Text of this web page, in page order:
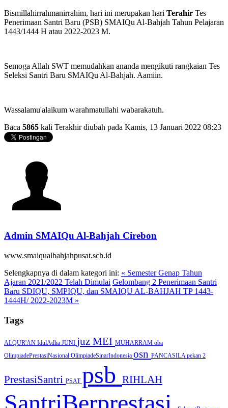
Bismillahirrahmanirrahim, hari ini merupakan hari Terahir Tes
Penerimaan Santri Baru (PSB) SMAIQu Al-Bahjah Tahun Pelajaran
1443/1444 H atau 2022-2023 M.
Semoga Allah SWT memudahkan ananda mengikuti rangkaian Tes
Seleksi Santri Baru SMAIQu Al-Bahjah. Aamiin.
Wassalamu'alaikum warahmatullahi wabarakatuh.
Baca 5865 kali Terakhir diubah pada Kamis, 13 Januari 2022 08:23
Admin SMAIQu Al-Bahjah Cirebon
www.smaiqualbahjahpusat.sch.id
Selengkapnya di dalam kategori ini: « Semester Genap Tahun
Ajaran 2021/2022 Telah Dimulai Gelombang 2 Penerimaan Santri
Baru SDIQU, SMPIQU, dan SMAIQU AL-BAHJAH TP 1443-
1444H/ 2022-2023M »
Tags
ALQUR'AN IdulAdha JUNI juz MEI MUHARRAM oba
OlimpiadePrestasiNasional OlimpiadeSinarIndonesia osn PANCASILApekan 2
PrestasiSantri PSAT psb RIHLAH